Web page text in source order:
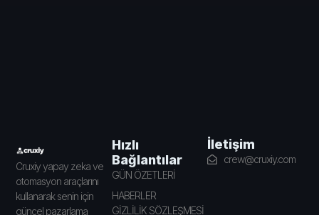
Cruxiy yapay zeka ve
otomasyon araçlarını
kullanarak senin için
güncel pazarlama
Hızlı
Bağlantılar
GÜN ÖZETLERİ
HABERLER
GİZLİLİK SÖZLEŞMESİ
İletişim
crew@cruxiy.com